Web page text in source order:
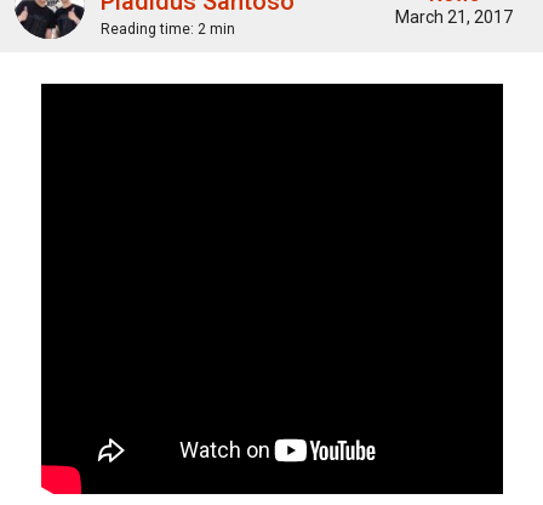
Reading time: 2 min
March 21, 2017